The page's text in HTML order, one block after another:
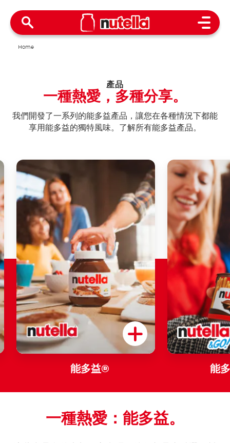
Open
Home
產品
一種熱愛，多種分享。
我們開發了一系列的能多益產品，讓您在各種情況下都能
享用能多益的獨特風味。了解所有能多益產品。
能多益® 能
一種熱愛：能多益。